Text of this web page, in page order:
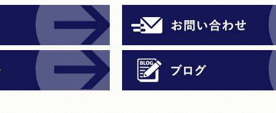
b
o
o
k